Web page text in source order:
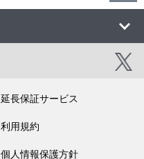
延長保証サービス
利用規約
個人情報保護方針